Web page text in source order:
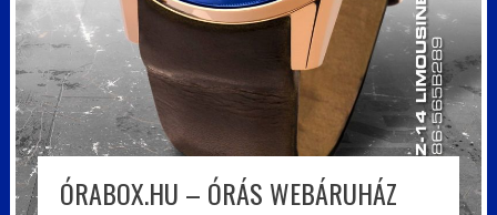
ÓRABOX.HU – ÓRÁS WEBÁRUHÁZ